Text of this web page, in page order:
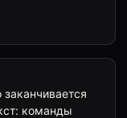
заканчивается
команды